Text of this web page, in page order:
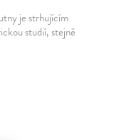
je strhujícím
studií, stejně